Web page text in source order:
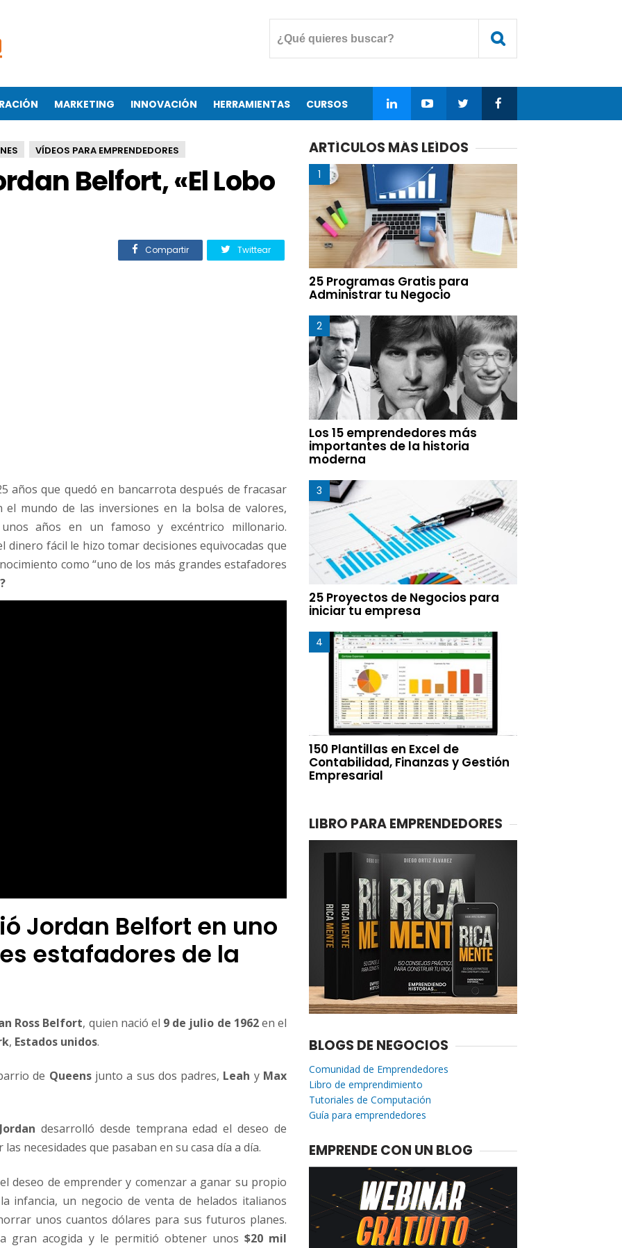
MARKETING INNOVACIÓN HERRAMIENTAS CURSOS
VÍDEOS PARA EMPRENDEDORES
Belfort, «El Lobo
Compartir Twittear
años que quedó en bancarrota después de fracasar
el mundo de las inversiones en la bolsa de valores,
años en un famoso y excéntrico millonario.
fácil le hizo tomar decisiones equivocadas que
como “uno de los más grandes estafadores
Jordan Belfort en uno
estafadores de la
Ross Belfort, quien nació el 9 de julio de 1962en el
, Estados unidos.
de Queensjunto a sus dos padres, Leah y Max
Jordan desarrolló desde temprana edad el deseo de
necesidades que pasaban en su casa día a día.
deseo de emprender y comenzar a ganar su propio
infancia, un negocio de venta de helados italianos
unos cuantos dólares para sus futuros planes.
gran acogida y le permitió obtener unos $20 mil
ARTÍCULOS MÁS LEÍDOS
25 Programas Gratis para
Administrar tu Negocio
Los 15 emprendedores más
importantes de la historia
moderna
25 Proyectos de Negocios para
iniciar tu empresa
150 Plantillas en Excel de
Contabilidad, Finanzas y Gestión
Empresarial
LIBRO PARA EMPRENDEDORES
BLOGS DE NEGOCIOS
Comunidad de Emprendedores
Libro de emprendimiento
Tutoriales de Computación
Guía para emprendedores
EMPRENDE CON UN BLOG